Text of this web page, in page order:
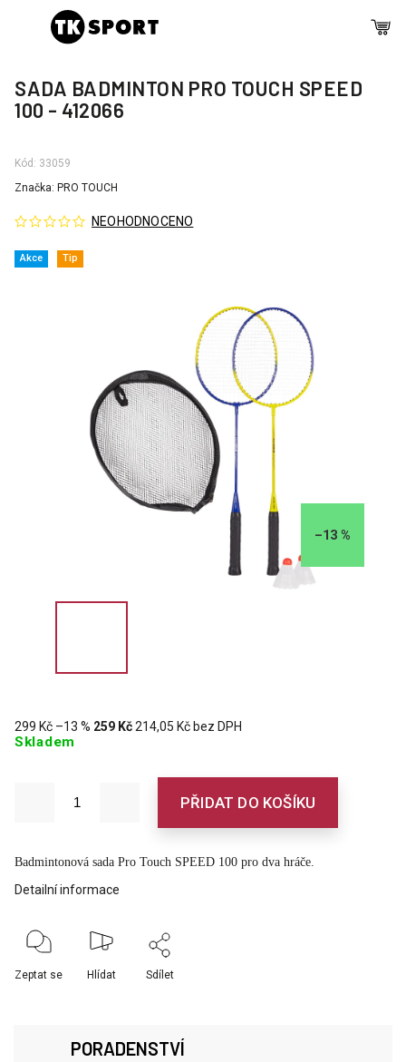
SADA BADMINTON PRO TOUCH SPEED
100 - 412066
Kód: 33059
Akce Tip
NEOHODNOCENO
Značka: PRO TOUCH
–13 %
299 Kč –13 % 259 Kč214,05 Kč bez DPH
Skladem
PŘIDAT DO KOŠÍKU
Badmintonová sada Pro Touch SPEED 100 pro dva hráče.
Detailní informace
Zeptat se Hlídat Sdílet
PORADENSTVÍ